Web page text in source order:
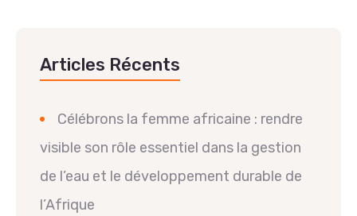
Articles Récents
Célébrons la femme africaine : rendre
visible son rôle essentiel dans la gestion
de l’eau et le développement durable de
l’Afrique